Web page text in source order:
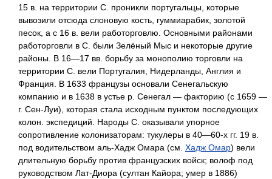
15 в. на территории С. проникли португальцы, которые
вывозили отсюда слоновую кость, гуммиарабик, золотой
песок, а с 16 в. вели работорговлю. Основными районами
работорговли в С. были Зелёный Мыс и некоторые другие
районы. В 16—17 вв. борьбу за монополию торговли на
территории С. вели Португалия, Нидерланды, Англия и
Франция. В 1633 французы основали Сенегальскую
компанию и в 1638 в устье р. Сенегал — факторию (с 1659 —
г. Сен-Луи), которая стала исходным пунктом последующих
колон. экспедиций. Народы С. оказывали упорное
сопротивление колонизаторам: тукулеры в 40—60-х гг. 19 в.
под водительством аль-Хадж Омара (см. Хадж Омар) вели
длительную борьбу против французских войск; волоф под
руководством Лат-Диора (султан Кайора; умер в 1886)